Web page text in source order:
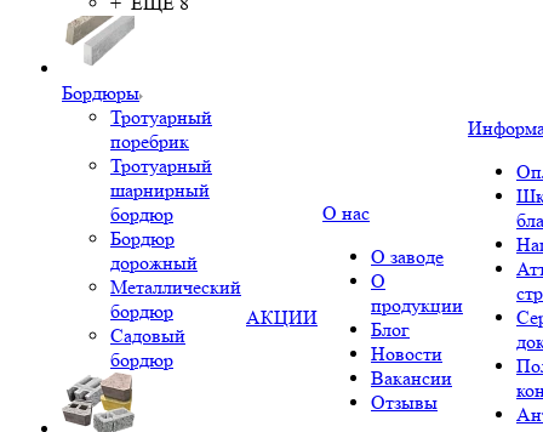
Бордюры
Тротуарный
поребрик
Тротуарный
шарнирный
бордюр
Бордюр
дорожный
Металлический
бордюр
Садовый
бордюр
АКЦИИ
О нас
О заводе
О
продукции
Блог
Новости
Вакансии
Отзывы